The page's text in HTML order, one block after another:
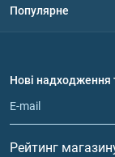
Політика
Обмін та
Популярне
Протеїн
Гейнери
Вітаміни та
Нові надходження
Рейтинг